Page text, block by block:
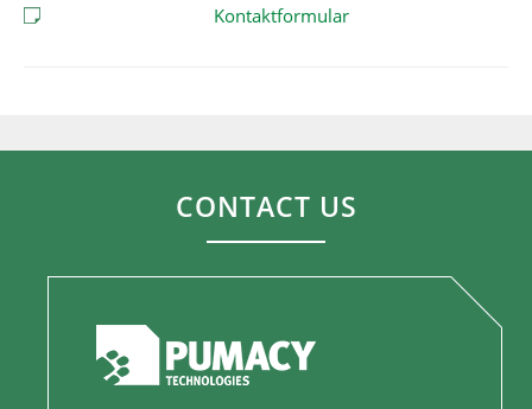
Kontaktformular
CONTACT US